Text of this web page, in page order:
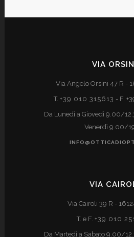
VIA
Via Angelo Orsini 47 R -
T. +39 010 315613 - F.
Da Lunedì a Giovedì 9.00/
Venerdì 9.00/
VIA
Via Cairoli 39 R -
T. e F. +39 010
Da Martedì a Sabato 9.00/